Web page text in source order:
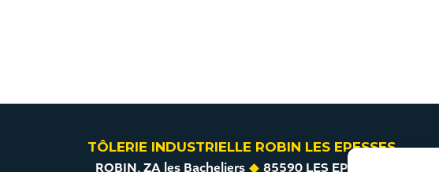
TÔLERIE INDUSTRIELLE ROBIN LES EPESSES
ROBIN, ZA les Bacheliers
85590 LES EPESSES